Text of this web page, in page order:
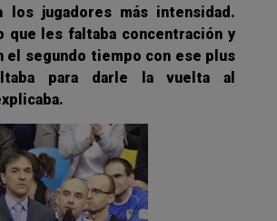
los jugadores más intensidad.
que les faltaba concentración y
el segundo tiempo con ese plus
para darle la vuelta al